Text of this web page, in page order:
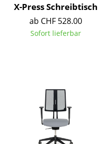
Einzelteile
... alle Sitzmöbel
Beistelltische
Couchtische
Schreibtische
X-Press Schreibtisch
ab CHF 528.00
Sofort lieferbar